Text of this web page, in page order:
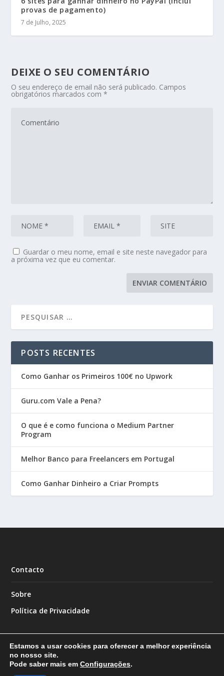
provas de pagamento)
7 de Julho, 2025
DEIXE O SEU COMENTÁRIO
O seu endereço de email não será publicado. Campos
obrigatórios marcados com*
Guardar o meu nome, email e site neste navegador para
a próxima vez que eu comentar.
POSTS RECENTES
Como Ganhar os Primeiros 100€ no Upwork
Guru.com Vale a Pena?
O que é e como funciona o Medium Partner
Program
Melhor Banco para Freelancers em Portugal
Como Ganhar Dinheiro a Criar Prompts
Contacto
Sobre
Política de Privacidade
Designed by
Estamos a usar cookies para oferecer a melhor experiência
no nosso site.
Pode saber mais em Configurações.